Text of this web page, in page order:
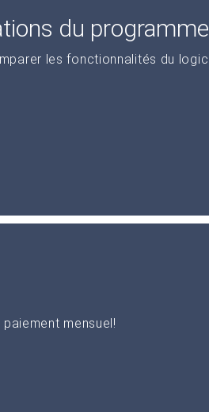
du programme
les fonctionnalités du
mensuel!